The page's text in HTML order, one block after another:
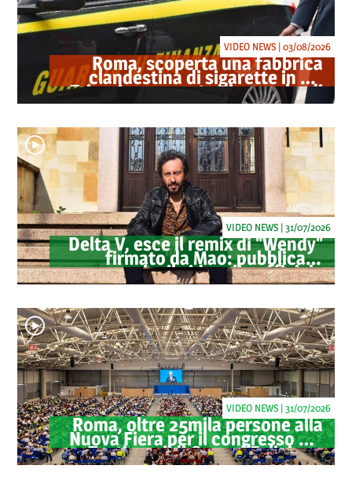
Roma, scoperta una fabbrica
clandestina di sigarette in via
Trigoria: sequestrati 1.350 kg di
tabacco
VIDEO NEWS | 03/08/2026
Delta V, esce il remix di "Wendy"
firmato da Mao: pubblicato
anche il videoclip ufficiale
VIDEO NEWS | 31/07/2026
Roma, oltre 25mila persone alla
Nuova Fiera per il congresso dei
Testimoni di Geova "Felici per
sempre"
VIDEO NEWS | 31/07/2026